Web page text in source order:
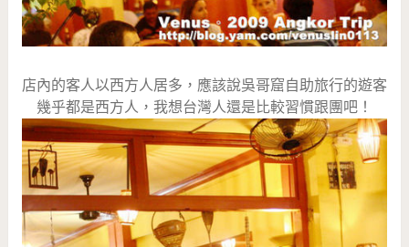
店內的客人以西方人居多，應該說吳哥窟自助旅行的遊客
幾乎都是西方人，我想台灣人還是比較習慣跟團吧！